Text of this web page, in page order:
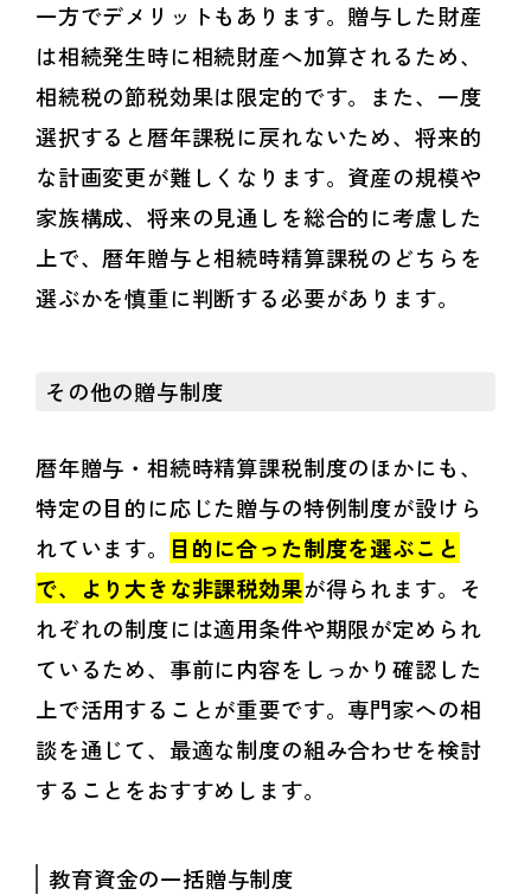
一方でデメリットもあります。贈与した財産
は相続発生時に相続財産へ加算されるため、
相続税の節税効果は限定的です。また、一度
選択すると暦年課税に戻れないため、将来的
な計画変更が難しくなります。資産の規模や
家族構成、将来の見通しを総合的に考慮した
上で、暦年贈与と相続時精算課税のどちらを
選ぶかを慎重に判断する必要があります。
その他の贈与制度
暦年贈与・相続時精算課税制度のほかにも、
特定の目的に応じた贈与の特例制度が設けら
れています。
目的に合った制度を選ぶこと
で、より大きな非課税効果が得られます。そ
れぞれの制度には適用条件や期限が定められ
ているため、事前に内容をしっかり確認した
上で活用することが重要です。専門家への相
談を通じて、最適な制度の組み合わせを検討
することをおすすめします。
教育資金の一括贈与制度